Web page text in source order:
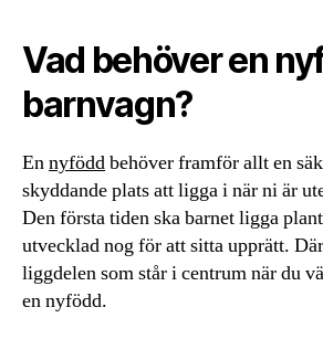
Vad behöver en
barnvagn?
Ennyföddbehöver framför allt en
skyddande plats att ligga i när ni är
Den första tiden ska barnet ligga
utvecklad nog för att sitta upprätt.
liggdelen som står i centrum när du
en nyfödd.